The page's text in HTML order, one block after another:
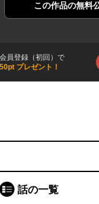
この作品の無料
会員登録（初回）で
50pt プレゼント！
話の一覧